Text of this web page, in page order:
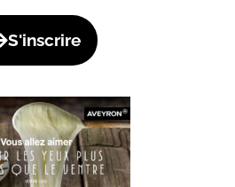
S'inscrire